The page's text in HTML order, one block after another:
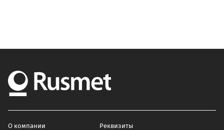
О компании Реквизиты